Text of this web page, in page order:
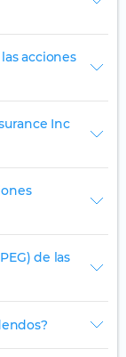
acciones
Inc
de las